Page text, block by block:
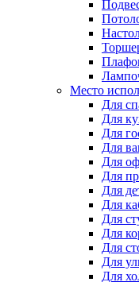
Место
Для
Для
Для
Для
Для
Для
Для
Для
Для
Для
Для
Для
Для